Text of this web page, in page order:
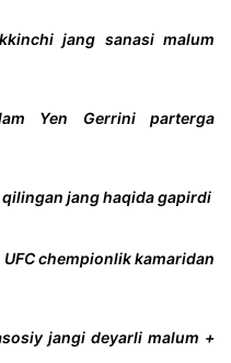
jang sanasi malum
Yen Gerrini parterga
jang haqida gapirdi
chempionlik kamaridan
jangi deyarli malum +